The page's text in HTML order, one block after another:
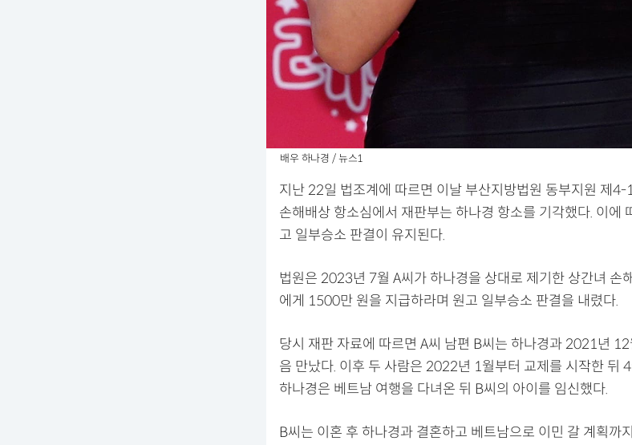
배우 하나경 / 뉴스1
지난 22일 법조계에 따르면 이날 부산지방법원 동부지원 제4-
손해배상 항소심에서 재판부는 하나경 항소를 기각했다. 이에
고 일부승소 판결이 유지된다.
법원은 2023년 7월 A씨가 하나경을 상대로 제기한 상간녀 손
에게 1500만 원을 지급하라며 원고 일부승소 판결을 내렸다.
당시 재판 자료에 따르면 A씨 남편 B씨는 하나경과 2021년
음 만났다. 이후 두 사람은 2022년 1월부터 교제를 시작한 뒤
하나경은 베트남 여행을 다녀온 뒤 B씨의 아이를 임신했다.
B씨는 이혼 후 하나경과 결혼하고 베트남으로 이민 갈 계획까